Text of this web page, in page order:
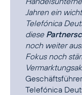
Jahren ein
Telefónica
diese
noch weiter
Fokus noch
Telefónica